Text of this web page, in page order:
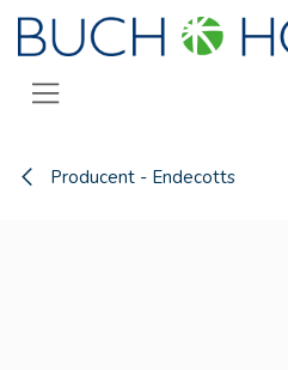
Gå til indhold
Producent - Endecotts